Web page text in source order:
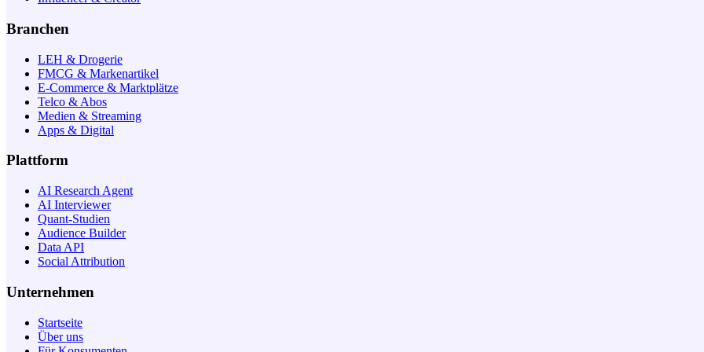
Branchen
LEH & Drogerie
FMCG & Markenartikel
E-Commerce & Marktplätze
Telco & Abos
Medien & Streaming
Apps & Digital
Plattform
AI Research Agent
AI Interviewer
Quant-Studien
Audience Builder
Data API
Social Attribution
Unternehmen
Startseite
Über uns